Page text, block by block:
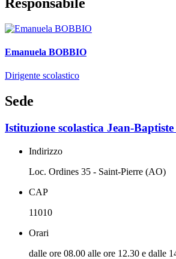
Emanuela BOBBIO
Dirigente scolastico
Sede
Istituzione scolastica Jean-
Indirizzo
Loc. Ordines 35 - Saint-Pierre (AO)
CAP
11010
Orari
dalle ore 08.00 alle ore 12.30 e dalle